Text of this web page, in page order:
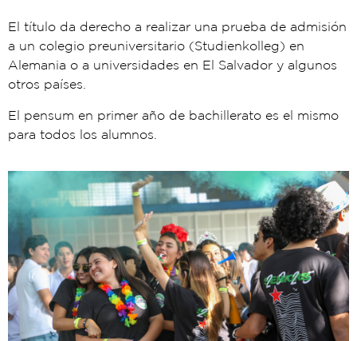
El título da derecho a realizar una prueba de admisión
a un colegio preuniversitario (Studienkolleg) en
Alemania o a universidades en El Salvador y algunos
otros países.
El pensum en primer año de bachillerato es el mismo
para todos los alumnos.